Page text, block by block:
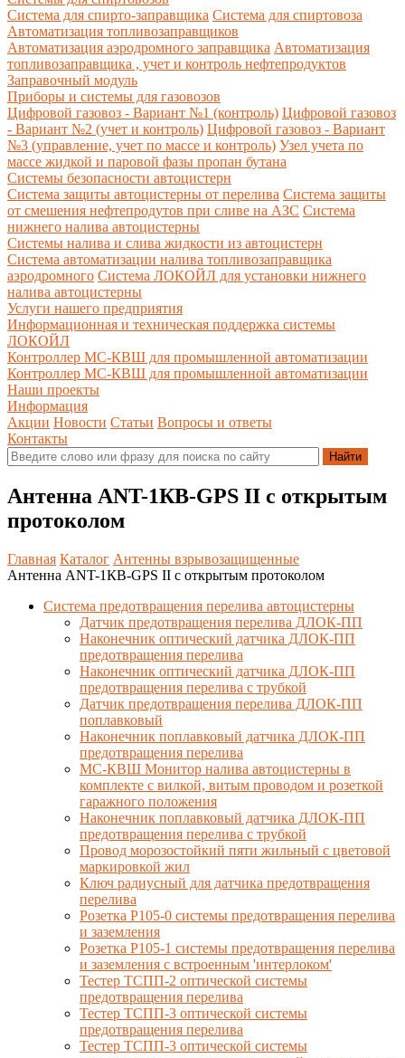
Система для спирто-заправщика Система для спиртовоза
Автоматизация топливозаправщиков
Автоматизация аэродромного заправщика Автоматизация
топливозаправщика , учет и контроль нефтепродуктов
Заправочный модуль
Приборы и системы для газовозов
Цифровой газовоз - Вариант №1 (контроль) Цифровой газовоз
- Вариант №2 (учет и контроль) Цифровой газовоз - Вариант
№3 (управление, учет по массе и контроль) Узел учета по
массе жидкой и паровой фазы пропан бутана
Системы безопасности автоцистерн
Система защиты автоцистерны от перелива Система защиты
от смешения нефтепродутов при сливе на АЗС Система
нижнего налива автоцистерны
Системы налива и слива жидкости из автоцистерн
Система автоматизации налива топливозаправщика
аэродромного Система ЛОКОЙЛ для установки нижнего
налива автоцистерны
Услуги нашего предприятия
Информационная и техническая поддержка системы
ЛОКОЙЛ
Контроллер МС-КВШ для промышленной автоматизации
Контроллер МС-КВШ для промышленной автоматизации
Наши проекты
Информация
Акции Новости Статьи Вопросы и ответы
Контакты
Антенна ANT-1КВ-GPS II с открытым
протоколом
Главная Каталог Антенны взрывозащищенные
Антенна ANT-1КВ-GPS II с открытым протоколом
Система предотвращения перелива автоцистерны
Датчик предотвращения перелива ДЛОК-ПП
Наконечник оптический датчика ДЛОК-ПП
предотвращения перелива
Наконечник оптический датчика ДЛОК-ПП
предотвращения перелива с трубкой
Датчик предотвращения перелива ДЛОК-ПП
поплавковый
Наконечник поплавковый датчика ДЛОК-ПП
предотвращения перелива
МС-КВШ Монитор налива автоцистерны в
комплекте с вилкой, витым проводом и розеткой
гаражного положения
Наконечник поплавковый датчика ДЛОК-ПП
предотвращения перелива с трубкой
Провод морозостойкий пяти жильный с цветовой
маркировкой жил
Ключ радиусный для датчика предотвращения
перелива
Розетка Р105-0 системы предотвращения перелива
и заземления
Розетка Р105-1 системы предотвращения перелива
и заземления с встроенным 'интерлоком'
Тестер ТСПП-2 оптической системы
предотвращения перелива
Тестер ТСПП-3 оптической системы
предотвращения перелива
Тестер ТСПП-3 оптической системы